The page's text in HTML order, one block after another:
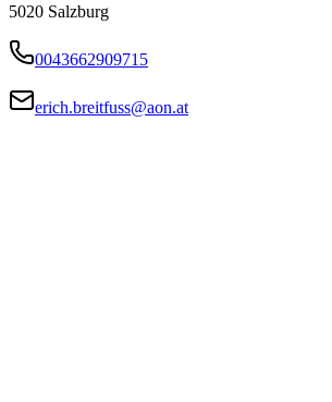
5020 Salzburg
0043662909715
erich.breitfuss@aon.at